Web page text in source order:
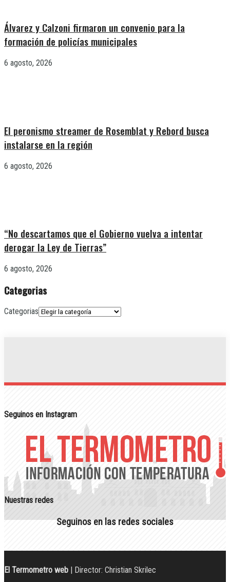
Álvarez y Calzoni firmaron un convenio para la
formación de policías municipales
6 agosto, 2026
El peronismo streamer de Rosemblat y Rebord busca
instalarse en la región
6 agosto, 2026
“No descartamos que el Gobierno vuelva a intentar
derogar la Ley de Tierras”
6 agosto, 2026
Categorias
Categorias
Seguinos en Instagram
Nuestras redes
Seguinos en las redes sociales
El Termometro web | Director: Christian Skrilec